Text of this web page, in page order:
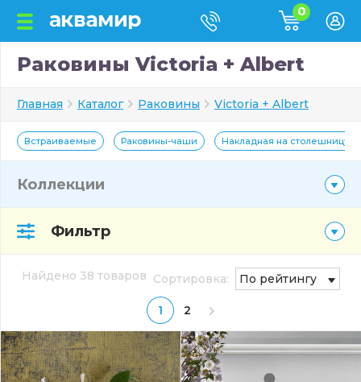
0
Раковины Victoria + Albert
Главная Каталог Раковины Victoria + Albert
Встраиваемые Раковины-чаши Накладная на столешницу
Коллекции
Фильтр
Найдено 38 товаров
1 2
Сортировка: По рейтингу